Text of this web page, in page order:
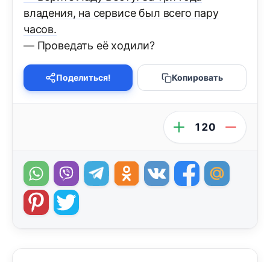
владения, на сервисе был всего пару
часов.
— Проведать её ходили?
Поделиться! Копировать
120